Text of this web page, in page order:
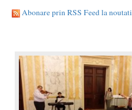
Abonare prin RSS Feed la noutati